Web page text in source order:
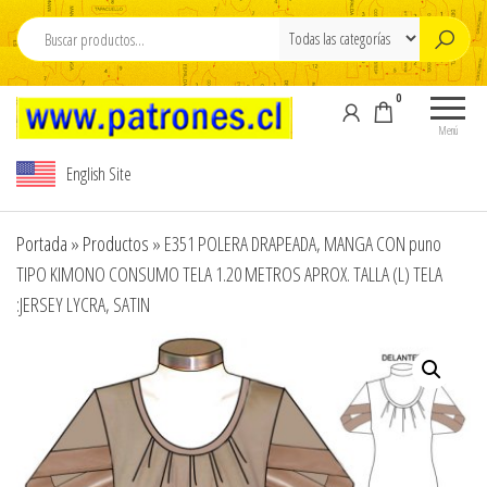
Saltar
al
contenido
Moldes Para
Confeccion ,
Patterns ,
patterns PDF
,Modelista ,
Tallajes o
carton
Escalados de
,Graduaciones
y Digitalizacion
Moldes para
patterns , pdf
sewing
escalados en
carton ,
Tizados ,
Escalados de
Menú
0
English Site
Portada » Productos » E351 POLERA DRAPEADA, MANGA CON puno
TIPO KIMONO CONSUMO TELA 1.20 METROS APROX. TALLA (L) TELA
:JERSEY LYCRA, SATIN